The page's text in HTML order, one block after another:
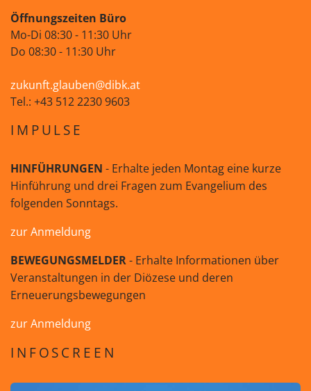
Öffnungszeiten Büro
Mo-Di 08:30 - 11:30 Uhr
Do 08:30 - 11:30 Uhr
zukunft.glauben@dibk.at
Tel.: +43 512 2230 9603
IMPULSE
HINFÜHRUNGEN - Erhalte jeden Montag eine kurze
Hinführung und drei Fragen zum Evangelium des
folgenden Sonntags.
zur Anmeldung
BEWEGUNGSMELDER- Erhalte Informationen über
Veranstaltungen in der Diözese und deren
Erneuerungsbewegungen
zur Anmeldung
INFOSCREEN